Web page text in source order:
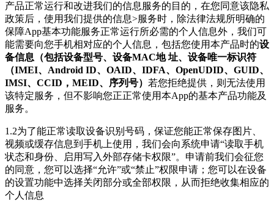
产品正常运行和改进我们的信息服务的目的，在您同意该隐私
政策后，使用我们提供的信息>服务时，除法律法规所明确的
保障App基本功能服务正常运行所必需的个人信息外， 我们可
能需要向您手机相对应的个人信息，包括您使用本产品时的设
备信息（包括设备型号、设备MAC地 址、设备唯一标识符
（IMEI、Android ID、OAID、IDFA、OpenUDID、GUID、
IMSI、CCID，MEID、序列号） 若您拒绝提供，则无法使用
该特定服务，但不影响您正正常使用本App的基本产品功能及
服务。
1.2为了能正常读取设备识别号码，保证您能正常保存图片、
视频或缓存信息到手机上使用，我们会向系统申请“读取手机
状态和身份、启用写入外部存储卡权限”。申请前我们会征您
的同意，您可以选择“允许”或“禁止”权限申请；您可以在设备
的设置功能中选择关闭部分或全部权限，从而拒绝收集相应的
个人信息